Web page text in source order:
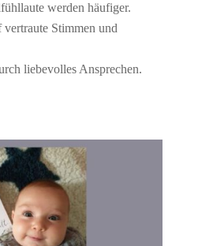
werden häufiger.
Stimmen und
liebevolles Ansprechen.